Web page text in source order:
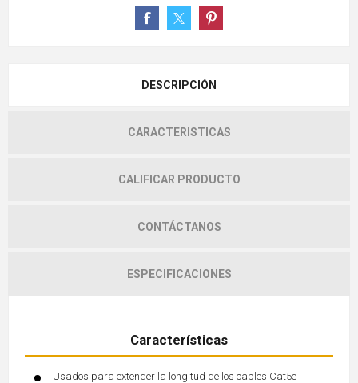
DESCRIPCIÓN
CARACTERISTICAS
CALIFICAR PRODUCTO
CONTÁCTANOS
ESPECIFICACIONES
Características
Usados para extender la longitud de los cables Cat5e